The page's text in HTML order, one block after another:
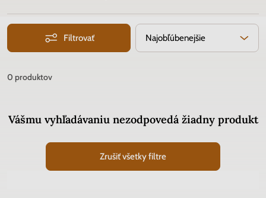
Filtrovať Najobľúbenejšie
0 produktov
Vášmu vyhľadávaniu nezodpovedá žiadny produkt
Zrušiť všetky filtre